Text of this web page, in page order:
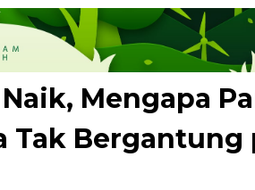
Mengapa
Tak Bergantung